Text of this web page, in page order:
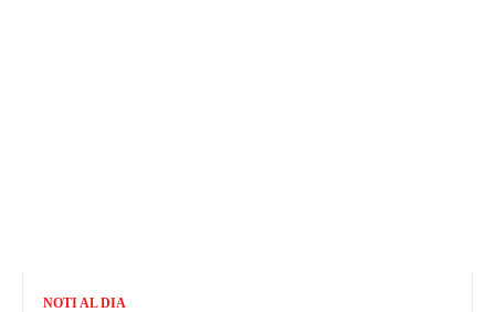
NOTI AL DIA